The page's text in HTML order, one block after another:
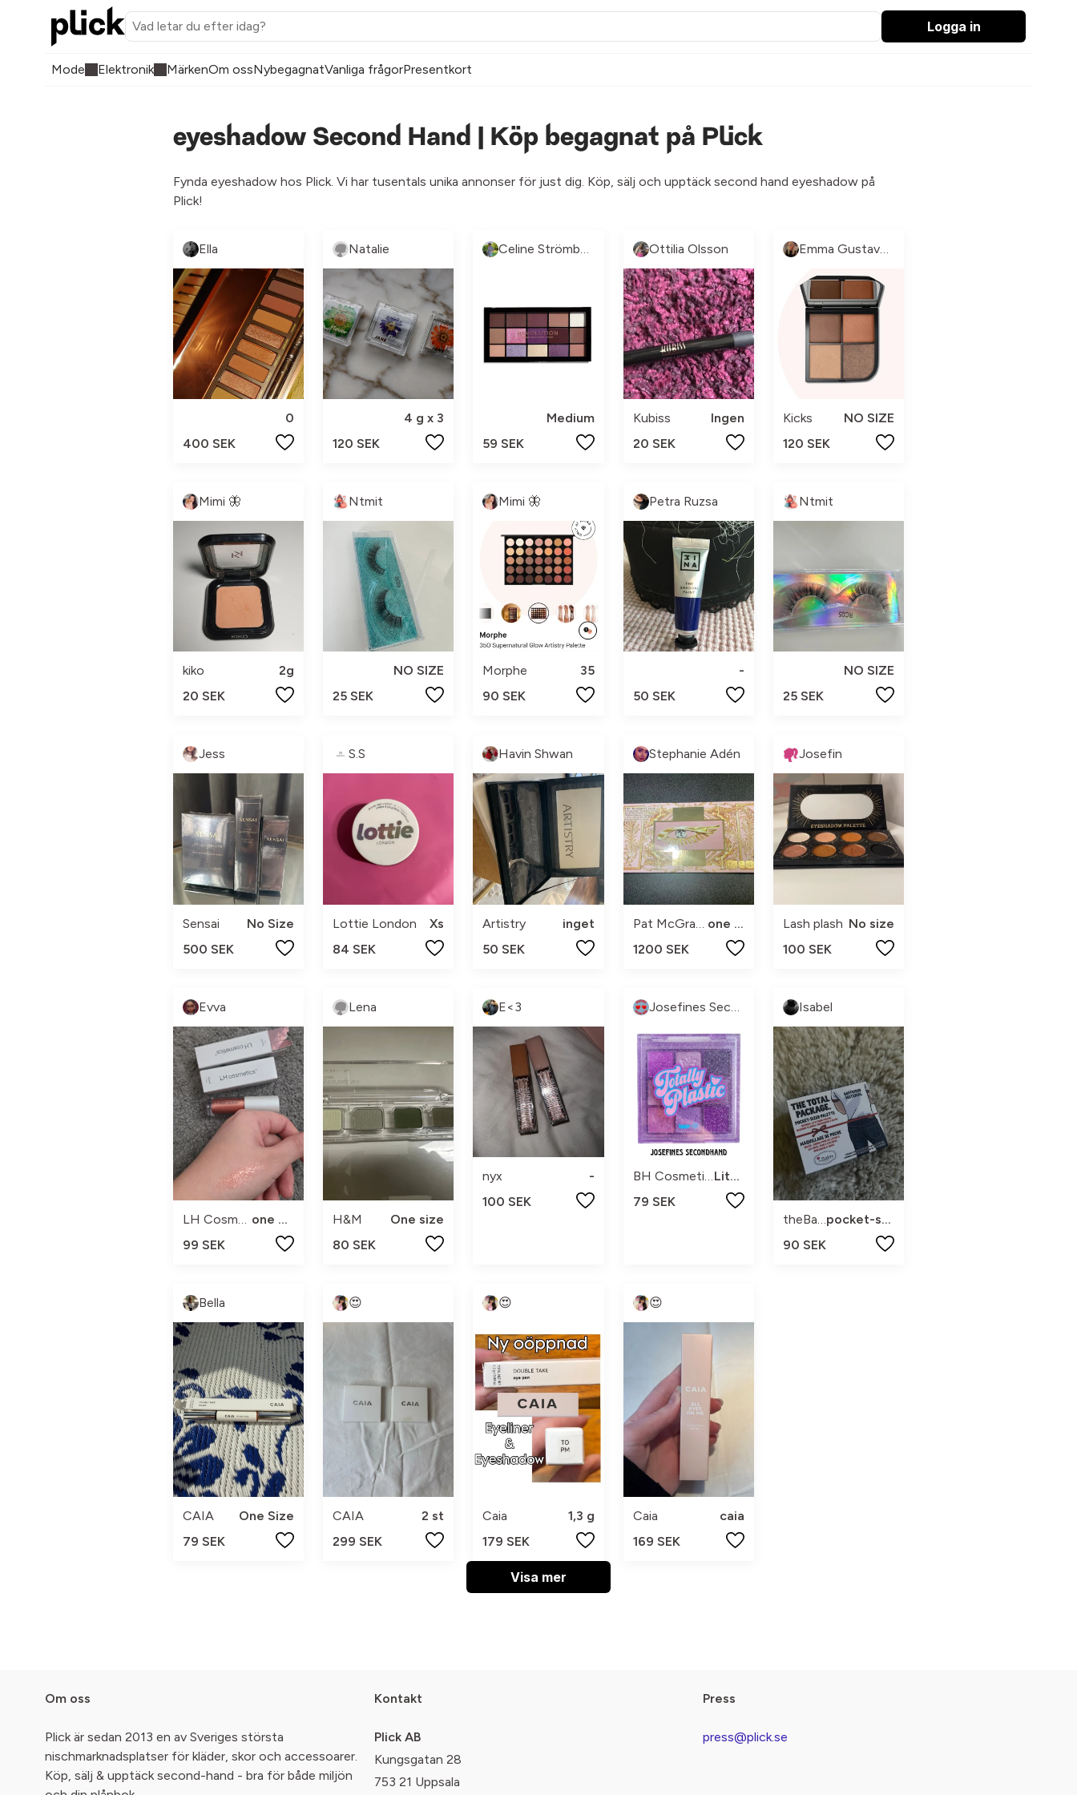
Logga in
Mode Elektronik MärkenOm ossNybegagnatVanliga frågorPresentkort
eyeshadow Second Hand | Köp begagnat på Plick
Fynda eyeshadow hos Plick. Vi har tusentals unika annonser för just dig. Köp, sälj och upptäck second hand eyeshadow på
Plick!
Ella
0
400 SEK
Natalie
4 g x 3
120 SEK
Celine Strömberg
Medium
59 SEK
Ottilia Olsson
Kubiss
Ingen
20 SEK
Emma Gustavsson
Kicks
NO SIZE
120 SEK
Mimi 🦋
kiko
2g
20 SEK
Ntmit
NO SIZE
25 SEK
Mimi 🦋
Morphe
35
90 SEK
Petra Ruzsa
-
50 SEK
Ntmit
NO SIZE
25 SEK
Jess
Sensai
No Size
500 SEK
S.S
Lottie London
Xs
84 SEK
Havin Shwan
Artistry
inget
50 SEK
Stephanie Adén
one size
1200 SEK
Josefin
Lash plash No size
100 SEK
Evva
LH Cosmetics
one size
99 SEK
Lena
H&M
One size
80 SEK
E<3
nyx
-
100 SEK
Liten
79 SEK
Isabel
theBalm
pocket-size
90 SEK
Bella
CAIA
One Size
79 SEK
😍
CAIA
2 st
299 SEK
😍
Caia
1,3 g
179 SEK
😍
Caia
caia
169 SEK
Visa mer
Om oss
Plick är sedan 2013 en av Sveriges största
nischmarknadsplatser för kläder, skor och accessoarer.
Köp, sälj & upptäck second-hand - bra för både miljön
Kontakt
Plick AB
Kungsgatan 28
753 21 Uppsala
Press
press@plick.se